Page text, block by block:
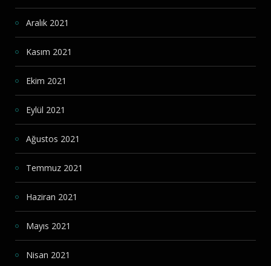
Aralık 2021
Kasım 2021
Ekim 2021
Eylül 2021
Ağustos 2021
Temmuz 2021
Haziran 2021
Mayıs 2021
Nisan 2021